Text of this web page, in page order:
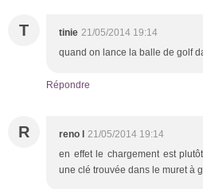
T tinie 21/05/2014 19:14
quand on lance la balle de golf
Répondre
R reno l 21/05/2014 19:14
en effet le chargement est
une clé trouvée dans le muret à